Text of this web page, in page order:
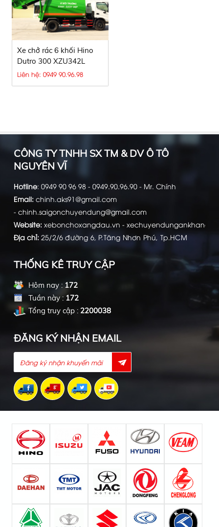
Xe chở rác 6 khối Hino
Dutro 300 XZU342L
nhập khẩu 100%
Liên hệ: 0949 90.96.98
Xe bồn chở xăng dầu, Xe bồn xăng
dầu, Bồn HINO chở xăng dầu, Xe bồn
Hyundai, Xe chở xăng dầu, xe xăng
dầu
CÔNG TY TNHH SX TM & DV Ô TÔ
NGUYÊN VĨ
Hotline: 0949 90 96 98 - 0949.90.96.90 - Mr. Chính
Email: chinh.aks91@gmail.com
- chinh.saigonchuyendung@gmail.com
Website: xebonchoxangdau.vn -
Địa chỉ: 25/2/6 đường 6, P.Tăng Nhơn Phú, Tp.HCM
THỐNG KÊ TRUY CẬP
Hôm nay :172
Tuần này : 172
Tổng truy cập : 2200038
ĐĂNG KÝ NHẬN EMAIL